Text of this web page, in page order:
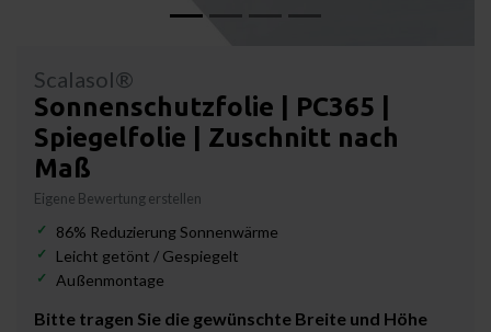
Scalasol®
Sonnenschutzfolie | PC365 |
Spiegelfolie | Zuschnitt nach
Maß
Eigene Bewertung erstellen
86% Reduzierung Sonnenwärme
Leicht getönt / Gespiegelt
Außenmontage
Bitte tragen Sie die gewünschte Breite und Höhe